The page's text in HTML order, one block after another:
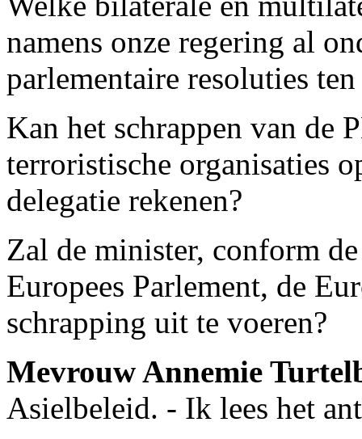
namens onze regering al
parlementaire resoluties
Kan het schrappen van de
terroristische organisaties
delegatie rekenen?
Zal de minister, conform
Europees Parlement, de
schrapping uit te voeren?
Mevrouw Annemie
Asielbeleid. - Ik lees het